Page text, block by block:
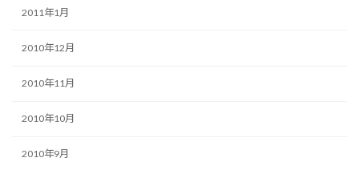
2011年1月
2010年12月
2010年11月
2010年10月
2010年9月